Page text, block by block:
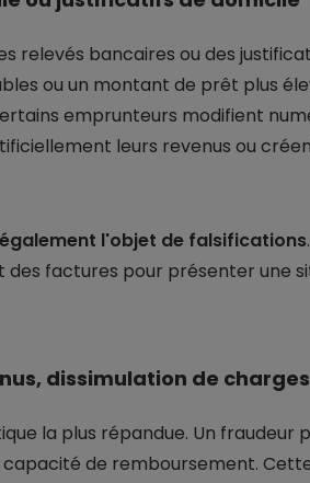
relevés bancaires ou des
ou un montant de prêt plus
emprunteurs modifient
leurs revenus ou
l'objet de falsifications
des factures pour présenter une
dissimulation de
la plus répandue. Un fraudeur
de remboursement.